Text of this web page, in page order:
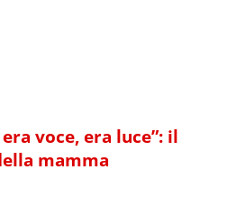
voce, era luce”: il
mamma